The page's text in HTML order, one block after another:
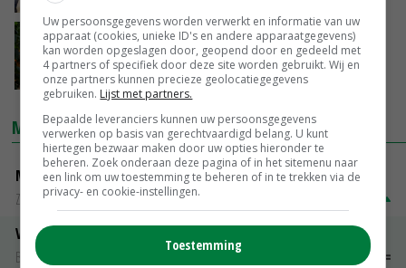
LNV zoekt boeren en tuinders voor online
denktank
30-09-2022
MARKTPRIJZEN
Magere melkpoeder
Zuivel NL
Vleeskuikens 2001-2600 gr
Barneveld
Uw persoonsgegevens worden verwerkt en informatie van uw
apparaat (cookies, unieke ID's en andere apparaatgegevens)
kan worden opgeslagen door, geopend door en gedeeld met
4 partners of specifiek door deze site worden gebruikt. Wij en
onze partners kunnen precieze geolocatiegegevens
gebruiken. Lijst met partners.
Bepaalde leveranciers kunnen uw persoonsgegevens
verwerken op basis van gerechtvaardigd belang. U kunt
hiertegen bezwaar maken door uw opties hieronder te
beheren. Zoek onderaan deze pagina of in het sitemenu naar
een link om uw toestemming te beheren of in te trekken via de
privacy- en cookie-instellingen.
Toestemming